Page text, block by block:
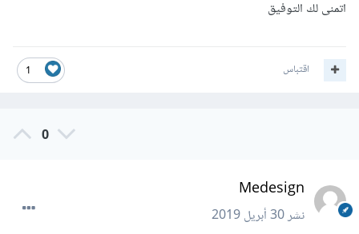
اتمنى لك التوفيق
1 اقتباس
0
Medesign
نشر30 أبريل 2019